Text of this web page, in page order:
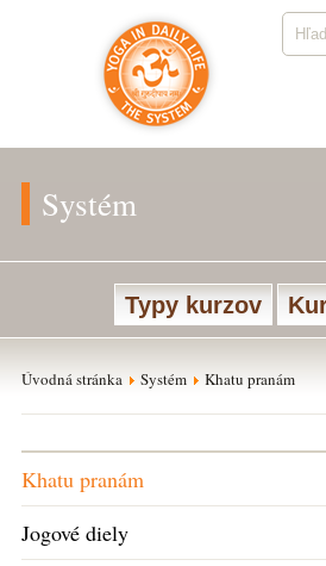
Systém
Typy kurzov
Úvodná stránka Systém Khatu pranám
Khatu pranám
Jogové diely